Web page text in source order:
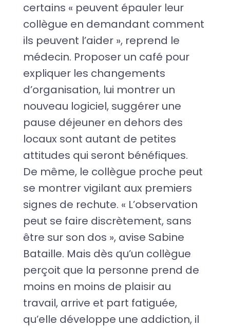
certains « peuvent épauler leur
collègue en demandant comment
ils peuvent l’aider », reprend le
médecin. Proposer un café pour
expliquer les changements
d’organisation, lui montrer un
nouveau logiciel, suggérer une
pause déjeuner en dehors des
locaux sont autant de petites
attitudes qui seront bénéfiques.
De même, le collègue proche peut
se montrer vigilant aux premiers
signes de rechute. « L’observation
peut se faire discrètement, sans
être sur son dos », avise Sabine
Bataille. Mais dès qu’un collègue
perçoit que la personne prend de
moins en moins de plaisir au
travail, arrive et part fatiguée,
qu’elle développe une addiction, il